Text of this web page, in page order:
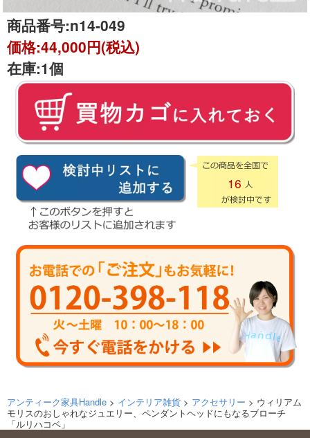
商品番号:n14-049
価格:44,000円(税込)
在庫:1個
16
アンティーク家具Handle > インテリア雑貨 > アクセサリー > ウィリアム
モリスのおしゃれなジュエリー、ペンダントヘッドにもなるブローチ
「ルリハコベ」